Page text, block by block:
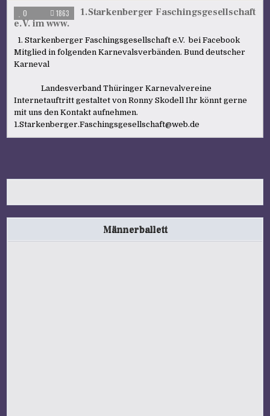
0 1863
1.Starkenberger Faschingsgesellschaft
e.V. im www.
1. Starkenberger Faschingsgesellschaft e.V. bei Facebook
Mitglied in folgenden Karnevalsverbänden. Bund deutscher
Karneval
Landesverband Thüringer Karnevalvereine
Internetauftritt gestaltet von Ronny Skodell Ihr könnt gerne
mit uns den Kontakt aufnehmen.
1.Starkenberger.Faschingsgesellschaft@web.de
Männerballett